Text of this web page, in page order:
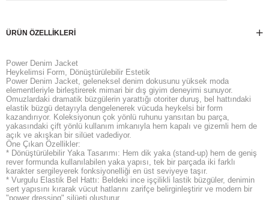
ÜRÜN ÖZELLIKLERI
Power Denim Jacket
Heykelimsi Form, Dönüştürülebilir Estetik
Power Denim Jacket, geleneksel denim dokusunu yüksek moda
elementleriyle birleştirerek mimari bir dış giyim deneyimi sunuyor.
Omuzlardaki dramatik büzgülerin yarattığı otoriter duruş, bel hattındaki
elastik büzgü detayıyla dengelenerek vücuda heykelsi bir form
kazandırıyor. Koleksiyonun çok yönlü ruhunu yansıtan bu parça,
yakasındaki çift yönlü kullanım imkanıyla hem kapalı ve gizemli hem de
açık ve akışkan bir silüet vadediyor.
Öne Çıkan Özellikler:
* Dönüştürülebilir Yaka Tasarımı: Hem dik yaka (stand-up) hem de geniş
rever formunda kullanılabilen yaka yapısı, tek bir parçada iki farklı
karakter sergileyerek fonksiyonelliği en üst seviyeye taşır.
* Vurgulu Elastik Bel Hattı: Beldeki ince işçilikli lastik büzgüler, denimin
sert yapısını kırarak vücut hatlarını zarifçe belirginleştirir ve modern bir
"power dressing" silüeti oluşturur.